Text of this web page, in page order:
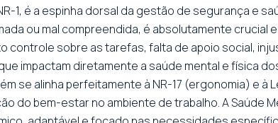
1, é a espinha dorsal da gestão de segurança e
ou mal compreendida, é absolutamente crucial
controle sobre as tarefas, falta de apoio social,
impactam diretamente a saúde mental e física
se alinha perfeitamente à NR-17 (ergonomia) e à
do bem-estar no ambiente de trabalho. A Saúde